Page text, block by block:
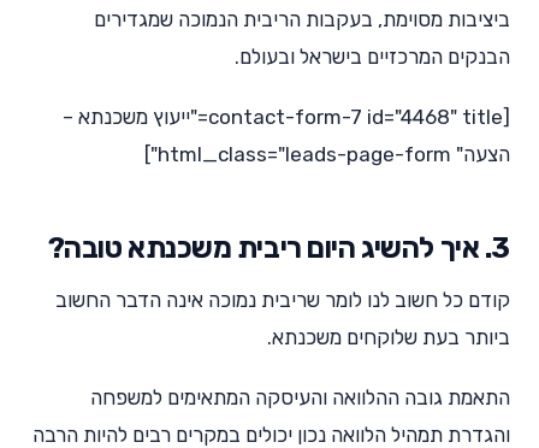
ביציבות מסוימת, בעקבות הריבית הנמוכה שמגדירים
הבנקים המרכזיים בישראל ובעולם.
[contact-form-7 id="4468" title="ייעוץ משכנתא –
הצעה" html_class="leads-page-form"]
3. איך להשיג היום ריבית משכנתא טובה?
קודם כל חשוב לנו לומר שריבית נמוכה אינה הדבר החשוב
ביותר בעת שלוקחים משכנתא.
התאמת גובה ההלוואה והעיסקה המתאימים למשפחה
והגדרת תמהיל הלוואה נכון יכולים במקרים רבים להיות הרבה